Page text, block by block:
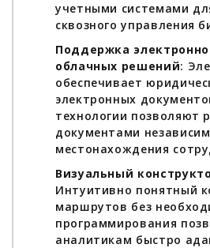
учетными системами
сквозного управления
Поддержка
облачных решений:
обеспечивает
электронных
технологии позволяют
документами
местонахождения
Визуальный
Интуитивно понятный
маршрутов без
программирования
аналитикам быстро